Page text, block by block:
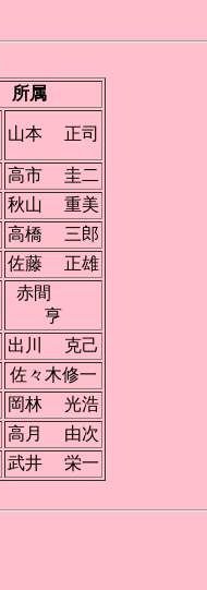
所属
山本 正司
高市 圭二
秋山 重美
高橋 三郎
佐藤 正雄
赤間
亨
出川 克己
佐々木修一
岡林 光浩
高月 由次
武井 栄一